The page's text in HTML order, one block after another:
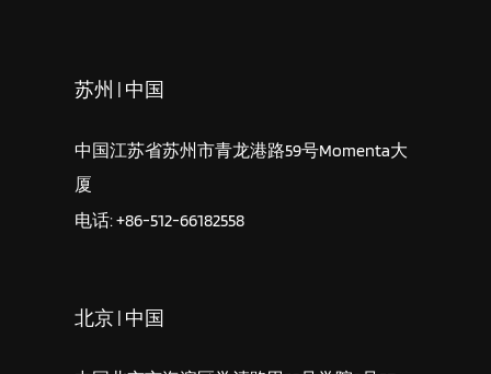
苏州 | 中国
中国江苏省苏州市青龙港路59号Momenta大
厦
电话: +86-512-66182558
北京 | 中国